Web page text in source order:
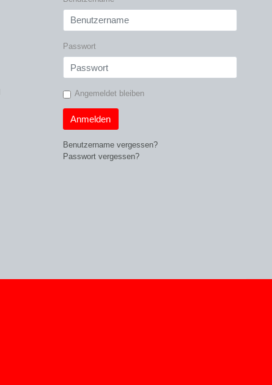
Passwort
Angemeldet bleiben
Anmelden
Benutzername vergessen?
Passwort vergessen?